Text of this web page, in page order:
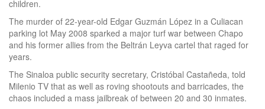
children.
The murder of 22-year-old Edgar Guzmán López in a Culiacan
parking lot May 2008 sparked a major turf war between Chapo
and his former allies from the Beltrán Leyva cartel that raged for
years.
The Sinaloa public security secretary, Cristóbal Castañeda, told
Milenio TV that as well as roving shootouts and barricades, the
chaos included a mass jailbreak of between 20 and 30 inmates.